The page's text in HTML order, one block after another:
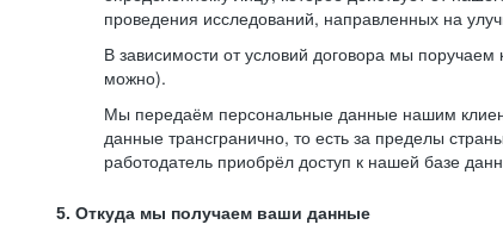
проведения исследований, направленных на
В зависимости от условий договора мы
можно).
Мы передаём персональные данные нашим
данные трансгранично, то есть за пределы
работодатель приобрёл доступ к нашей базе
5. Откуда мы получаем ваши данные